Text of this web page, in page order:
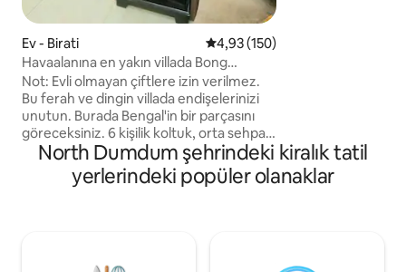
Ev - Birati 5 üzerinden ortalama 4,93
4,93 (150)
Havaalanına en yakın villada Bong
havalarını hissedin.
Not: Evli olmayan çiftlere izin verilmez.
Bu ferah ve dingin villada endişelerinizi
unutun. Burada Bengal'in bir parçasını
göreceksiniz. 6 kişilik koltuk, orta sehpa,
Bluetooth müzik çalar ve lavabo geçidine
sahip bir oturma odası vardır. Gazlı fırın,
mikrodalga fırın, ekmek kızartma
North Dumdum şehrindeki kiralık tatil
yerlerindeki popüler olanaklar